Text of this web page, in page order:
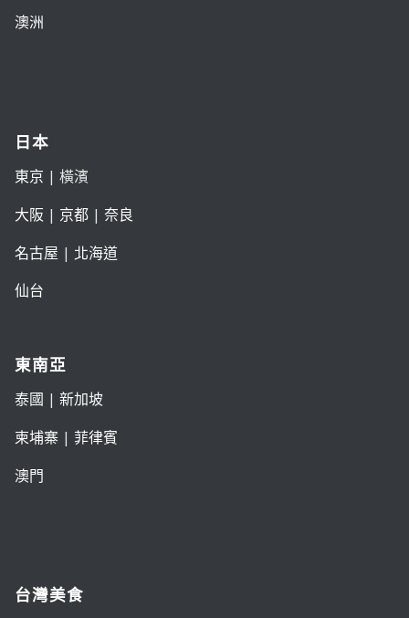
澳洲
日本
東京 | 橫濱
大阪 | 京都| 奈良
名古屋 | 北海道
仙台
東南亞
泰國 | 新加坡
柬埔寨 | 菲律賓
澳門
台灣美食